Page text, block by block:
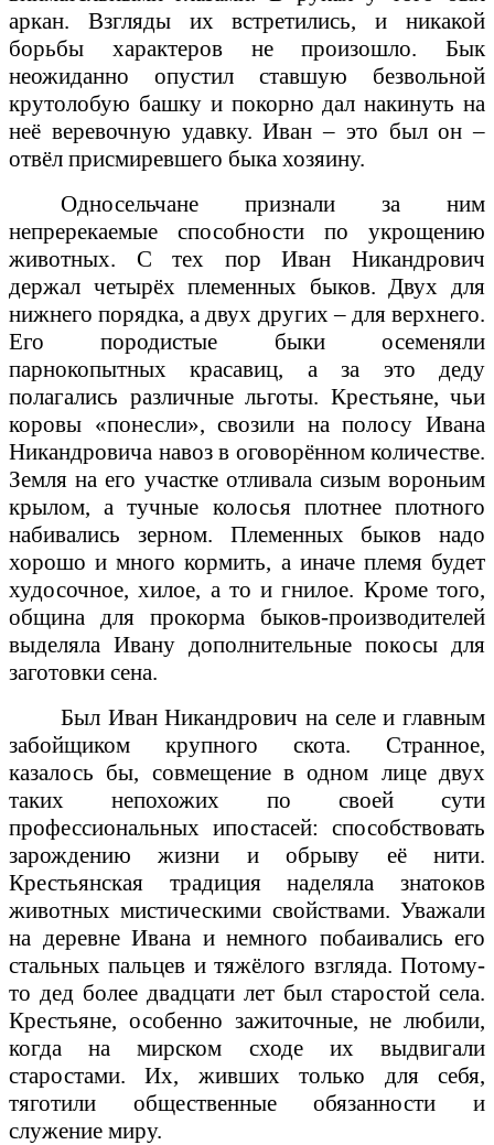
аркан. Взгляды их встретились, и никакой
борьбы характеров не произошло. Бык
неожиданно опустил ставшую безвольной
крутолобую башку и покорно дал накинуть на
неё веревочную удавку. Иван – это был он –
отвёл присмиревшего быка хозяину.
Односельчане признали за ним
непререкаемые способности по укрощению
животных. С тех пор Иван Никандрович
держал четырёх племенных быков. Двух для
нижнего порядка, а двух других – для верхнего.
Его породистые быки осеменяли
парнокопытных красавиц, а за это деду
полагались различные льготы. Крестьяне, чьи
коровы «понесли», свозили на полосу Ивана
Никандровича навоз в оговорённом количестве.
Земля на его участке отливала сизым вороньим
крылом, а тучные колосья плотнее плотного
набивались зерном. Племенных быков надо
хорошо и много кормить, а иначе племя будет
худосочное, хилое, а то и гнилое. Кроме того,
община для прокорма быков-производителей
выделяла Ивану дополнительные покосы для
заготовки сена.
Был Иван Никандрович на селе и главным
забойщиком крупного скота. Странное,
казалось бы, совмещение в одном лице двух
таких непохожих по своей сути
профессиональных ипостасей: способствовать
зарождению жизни и обрыву её нити.
Крестьянская традиция наделяла знатоков
животных мистическими свойствами. Уважали
на деревне Ивана и немного побаивались его
стальных пальцев и тяжёлого взгляда. Потому-
то дед более двадцати лет был старостой села.
Крестьяне, особенно зажиточные, не любили,
когда на мирском сходе их выдвигали
старостами. Их, живших только для себя,
тяготили общественные обязанности и
служение миру.